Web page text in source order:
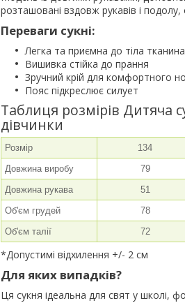
розташовані вздовж рукавів і
Переваги сукні:
Легка та приємна до тіла тканина
Вишивка стійка до прання
Зручний крій для комфортного
Пояс підкреслює силует
Таблиця розмірів Дитяча
дівчинки
Розмір 134
Довжина виробу
79
Довжина рукава
51
Об'єм грудей
78
Об'єм талії
72
*Допустимі відхилення +/- 2 см
Для яких випадків?
Ця сукня ідеальна для свят у школі,